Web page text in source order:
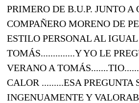
PRIMERO DE B.U.P. JUNTO A
COMPAÑERO MORENO DE
ESTILO PERSONAL AL
TOMÁS..............Y YO LE
VERANO A
CALOR .........ESA PREGUNTA
INGENUAMENTE Y